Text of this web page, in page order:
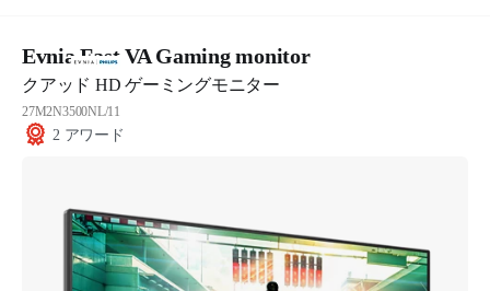
Evnia Fast VA Gaming monitor
クアッド HD ゲーミングモニター
27M2N3500NL/11
2 アワード